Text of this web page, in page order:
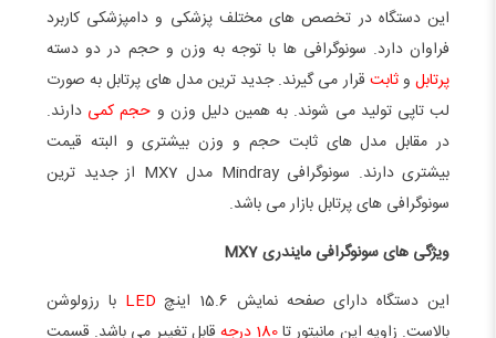
این دستگاه در تخصص های مختلف پزشکی و دامپزشکی کاربرد
فراوان دارد. سونوگرافی ها با توجه به وزن و حجم در دو دسته
پرتابلوثابت قرار می گیرند. جدید ترین مدل های پرتابل به صورت
لب تاپی تولید می شوند. به همین دلیل وزن و حجم کمی دارند.
در مقابل مدل های ثابت حجم و وزن بیشتری و البته قیمت
بیشتری دارند. سونوگرافی Mindray مدل MX7 از جدید ترین
سونوگرافی های پرتابل بازار می باشد.
ویژگی های سونوگرافی مایندریMX7
این دستگاه دارای صفحه نمایش 15.6 اینچ
LED با رزولوشن
بالاست. زاویه این مانیتور تا180 درجه
قابل تغییر می باشد. قسمت